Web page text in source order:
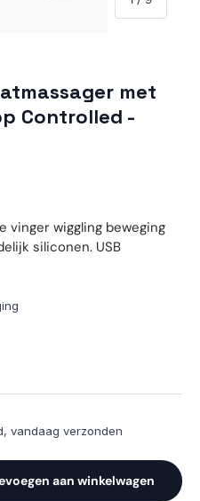
met
Controlled -
vinger wiggling beweging
siliconen. USB
vandaag verzonden
aan winkelwagen